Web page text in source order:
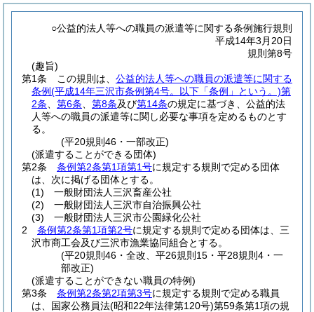
○公益的法人等への職員の派遣等に関する条例施行規則
平成14年3月20日
規則第8号
(趣旨)
第1条
この規則は、 公益的法人等への職員の派遣等に関する
条例(平成14年三沢市条例第4号。以下「条例」という。)第
2条
第6条 第8条及び第14条の規定に基づき、公益的法
人等への職員の派遣等に関し必要な事項を定めるものとす
る。
(平20規則46・一部改正)
(派遣することができる団体)
第2条
条例第2条第1項第1号に規定する規則で定める団体
は、次に掲げる団体とする。
(1)
一般財団法人三沢畜産公社
(2)
一般財団法人三沢市自治振興公社
(3)
一般財団法人三沢市公園緑化公社
2
条例第2条第1項第2号に規定する規則で定める団体は、三
沢市商工会及び三沢市漁業協同組合とする。
(平20規則46・全改、平26規則15・平28規則4・一
部改正)
(派遣することができない職員の特例)
第3条
条例第2条第2項第3号に規定する規則で定める職員
は、国家公務員法(昭和22年法律第120号)第59条第1項の規